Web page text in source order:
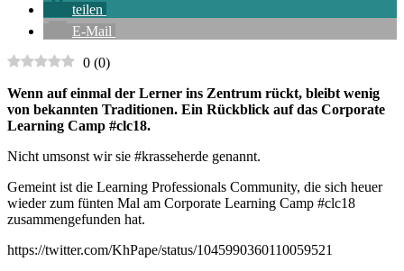
teilen
E-Mail
0 (0)
Wenn auf einmal der Lerner ins Zentrum rückt, bleibt wenig
von bekannten Traditionen. Ein Rückblick auf das Corporate
Learning Camp #clc18.
Nicht umsonst wir sie #krasseherde genannt.
Gemeint ist die Learning Professionals Community, die sich heuer
wieder zum fünten Mal am Corporate Learning Camp #clc18
zusammengefunden hat.
https://twitter.com/KhPape/status/1045990360110059521